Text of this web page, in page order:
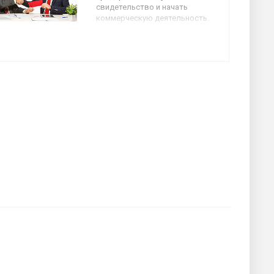
свидетельство и начать
коммерческую деятельность.